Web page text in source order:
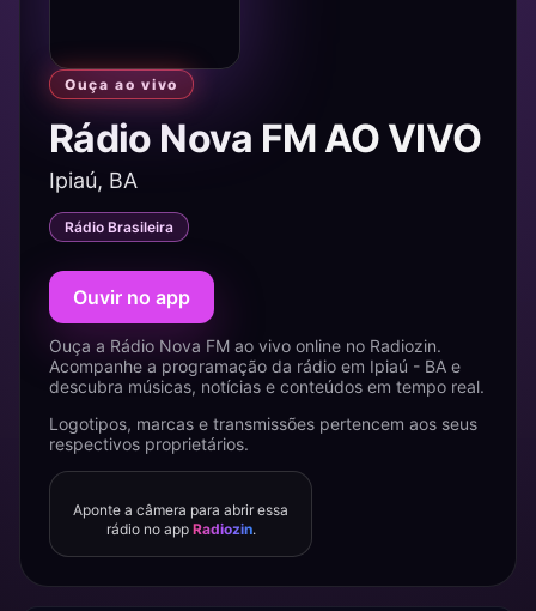
Ouça ao vivo
Rádio Nova FM AO VIVO
Ipiaú, BA
Rádio Brasileira
Ouvir no app
Ouça a Rádio Nova FM ao vivo online no Radiozin.
Acompanhe a programação da rádio em Ipiaú - BA e
descubra músicas, notícias e conteúdos em tempo real.
Logotipos, marcas e transmissões pertencem aos seus
respectivos proprietários.
Aponte a câmera para abrir essa
rádio no app Radiozin.